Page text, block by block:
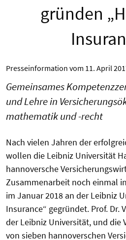
gründen
Presseinformation vom 11. April
Gemeinsames
und Lehre in
mathematik und -recht
Nach vielen Jahren der
wollen die Leibniz Universität
hannoversche
Zusammenarbeit noch einmal
im Januar 2018 an der Leibniz
Insurance“ gegründet. Prof. Dr.
der Leibniz Universität, und die
von sieben hannoverschen